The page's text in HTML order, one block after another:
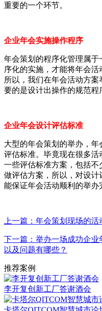
重要的一个环节。
企业年会实施操作程序
年会策划的程序化管理属
序化的实施，才能将年会活
所以，我们在年会活动方
要的是设计出操作的规范程
企业年会设计评估标准
大型的年会策划的举办，
评估标准。毕竟现在很多
一些评估标准方案，包括
做评估方案，所以，对设
能保证年会活动顺利的举办
上一篇：年会策划现场的
下一篇：举办一场成功企
以及问题有哪些？
推荐案例
李开复创新工厂答谢酒会